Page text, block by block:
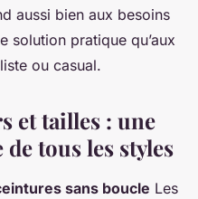
aussi bien aux besoins
solution pratique qu’aux
ou casual.
et tailles : une
tous les styles
sans boucle Les